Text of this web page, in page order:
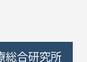
総合研究所